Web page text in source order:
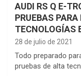
AUDI RS Q E-
PRUEBAS
TECNOLOGÍAS
28 de julio de 2021
Todo preparado
pruebas de alta